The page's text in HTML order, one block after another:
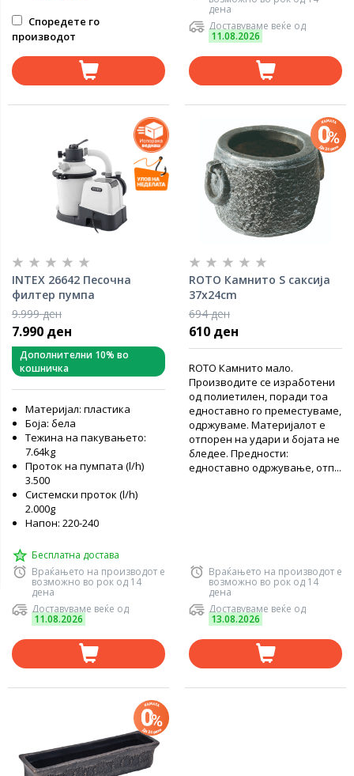
Споредете го
производот
дена
Доставуваме веќе од
11.08.2026
INTEX 26642 Песочна
филтер пумпа
9.999 ден
7.990 ден
Дополнителни 10% во
кошничка
Материјал: пластика
Боја: бела
Тежина на пакувањето:
7.64kg
Проток на пумпата (l/h)
3.500
Системски проток (l/h)
2.000g
Напон: 220-240
Бесплатна достава
Враќањето на производот е
возможно во рок од 14
дена
Доставуваме веќе од
11.08.2026
ROTO Камнито S саксија
37x24cm
694 ден
610 ден
ROTO Камнито мало.
Производите се изработени
од полиетилен, поради тоа
едноставно го преместуваме,
одржуваме. Материјалот е
отпорен на удари и бојата не
бледее. Предности:
едноставно одржување, отп...
Враќањето на производот е
возможно во рок од 14
дена
Доставуваме веќе од
13.08.2026